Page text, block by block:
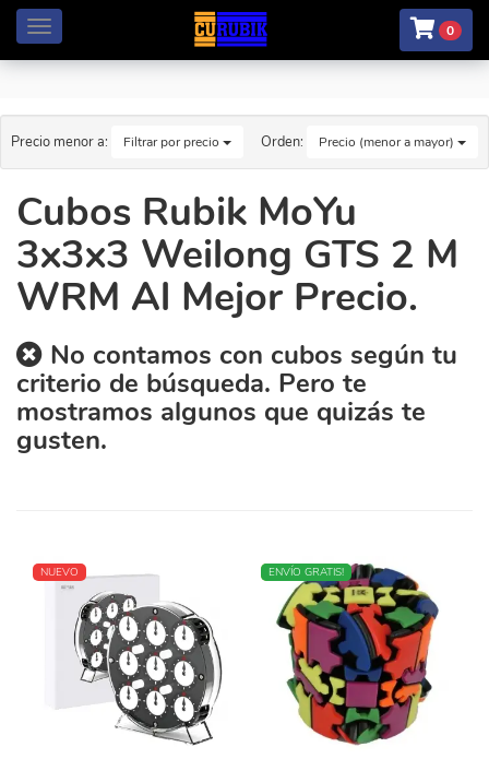
Menú 0
Precio menor a: Filtrar por precio Orden: Precio (menor a mayor)
Cubos Rubik MoYu
3x3x3 Weilong GTS 2 M
WRM Al Mejor Precio.
No contamos con cubos según tu
criterio de búsqueda. Pero te
mostramos algunos que quizás te
gusten.
NUEVO MÁS VENDIDO
ENVÍO GRATIS!